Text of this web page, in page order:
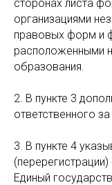
сторонах листа
организациями
правовых форм и
расположенными
образования.
2. В пункте 3
ответственного
3. В пункте 4
Единый